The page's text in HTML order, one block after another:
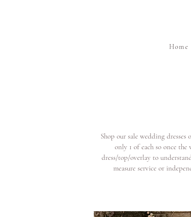
Home
Shop our sale wedding
only 1 of each so once
dress/top/overlay to
measure service or